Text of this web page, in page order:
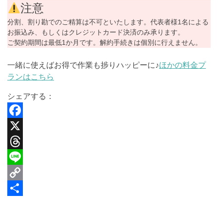
注意
分割、割り勘でのご精算は不可といたします。代表者様1名による
お振込み、もしくはクレジットカード決済のみ承ります。
ご契約期間は最低1か月です。解約手続きは個別に行えません。
一緒に使えばお得で作業も捗りハッピーに♪ほかの料金プ
ランはこちら
シェアする：
F
a
c
e
b
X
T
hL
C